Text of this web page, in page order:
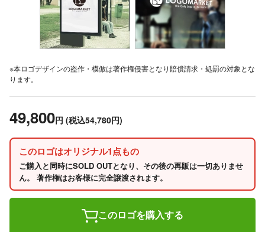
※本ロゴデザインの盗作・模倣は著作権侵害となり賠償請求・処罰の対象とな
ります。
49,800円 (税込54,780円)
このロゴはオリジナル1点もの
ご購入と同時にSOLD OUTとなり、その後の再販は一切ありませ
ん。 著作権はお客様に完全譲渡されます。
このロゴを購入する